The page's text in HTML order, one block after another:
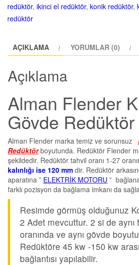
redüktör, ikinci el redüktör, konik redüktör,
redüktör
AÇIKLAMA YORUMLAR (0)
Açıklama
Alman Flender
Gövde Redüktör
Alman Flender marka temiz ve sorunsuz
Redüktörboyutunda. Redüktör Flender
şekildedir. Redüktör tahvil oranı 1-27
kalınlığı ise 120 mm dir. Redüktör
aparatına ” ELEKTRİK MOTORU ”
farklı pozisyon da bağlama imkanı da
Resimde görmüş olduğunuz
2 Adet mevcuttur. 2 si de aynı
oranında ve aynı gövde
Redüktöre 45 kw -150 kw
bağlantısı yapılabilir.